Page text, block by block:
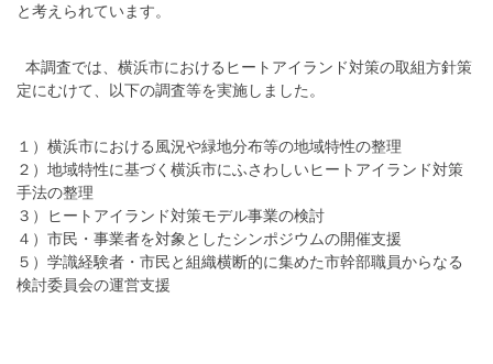
と考えられています。
本調査では、横浜市におけるヒートアイランド対策の取組方針策
定にむけて、以下の調査等を実施しました。
１）横浜市における風況や緑地分布等の地域特性の整理
２）地域特性に基づく横浜市にふさわしいヒートアイランド対策
手法の整理
３）ヒートアイランド対策モデル事業の検討
４）市民・事業者を対象としたシンポジウムの開催支援
５）学識経験者・市民と組織横断的に集めた市幹部職員からなる
検討委員会の運営支援